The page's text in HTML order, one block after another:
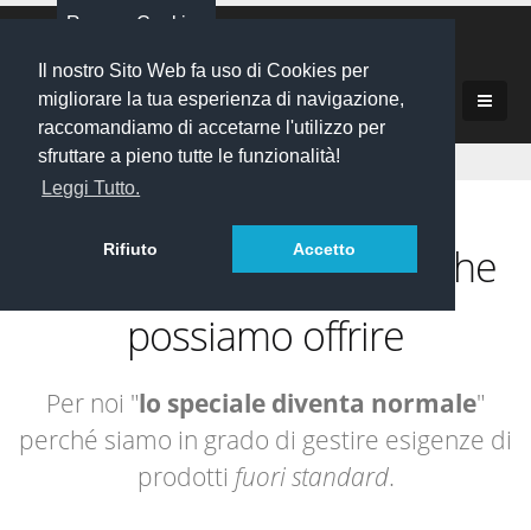
Revoca Cookies
Il nostro Sito Web fa uso di Cookies per
migliorare la tua esperienza di navigazione,
raccomandiamo di accetarne l'utilizzo per
sfruttare a pieno tutte le funzionalità!
Leggi Tutto.
Rifiuto Accetto
Scopri
i servizi
la qualità
i servizi
che
possiamo offrire
Per noi "lo speciale diventa normale"
perché siamo in grado di gestire esigenze di
prodotti fuori standard.